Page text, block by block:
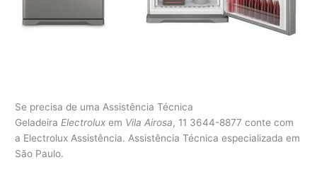
Se precisa de uma Assistência Técnica
Geladeira Electrolux em Vila Airosa, 11 3644-8877 conte com
a Electrolux Assistência. Assistência Técnica especializada em
São Paulo.